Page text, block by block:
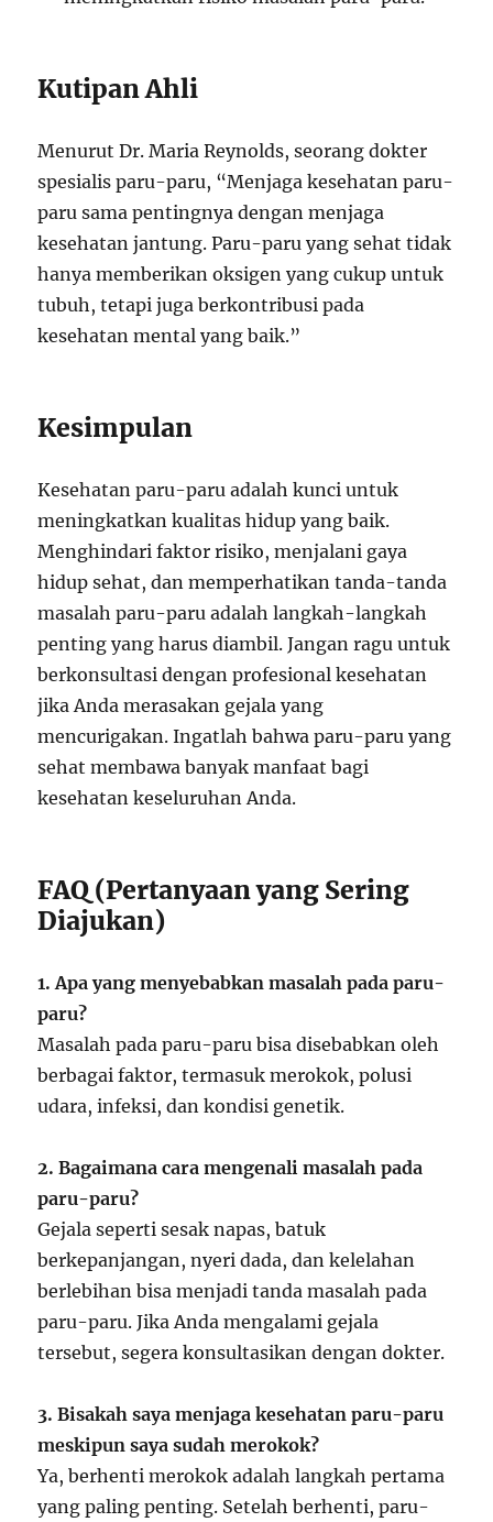
Kutipan Ahli
Menurut Dr. Maria Reynolds, seorang dokter
spesialis paru-paru, “Menjaga kesehatan paru-
paru sama pentingnya dengan menjaga
kesehatan jantung. Paru-paru yang sehat tidak
hanya memberikan oksigen yang cukup untuk
tubuh, tetapi juga berkontribusi pada
kesehatan mental yang baik.”
Kesimpulan
Kesehatan paru-paru adalah kunci untuk
meningkatkan kualitas hidup yang baik.
Menghindari faktor risiko, menjalani gaya
hidup sehat, dan memperhatikan tanda-tanda
masalah paru-paru adalah langkah-langkah
penting yang harus diambil. Jangan ragu untuk
berkonsultasi dengan profesional kesehatan
jika Anda merasakan gejala yang
mencurigakan. Ingatlah bahwa paru-paru yang
sehat membawa banyak manfaat bagi
kesehatan keseluruhan Anda.
FAQ (Pertanyaan yang Sering
Diajukan)
1. Apa yang menyebabkan masalah pada paru-
paru?
Masalah pada paru-paru bisa disebabkan oleh
berbagai faktor, termasuk merokok, polusi
udara, infeksi, dan kondisi genetik.
2. Bagaimana cara mengenali masalah pada
paru-paru?
Gejala seperti sesak napas, batuk
berkepanjangan, nyeri dada, dan kelelahan
berlebihan bisa menjadi tanda masalah pada
paru-paru. Jika Anda mengalami gejala
tersebut, segera konsultasikan dengan dokter.
3. Bisakah saya menjaga kesehatan paru-paru
meskipun saya sudah merokok?
Ya, berhenti merokok adalah langkah pertama
yang paling penting. Setelah berhenti, paru-